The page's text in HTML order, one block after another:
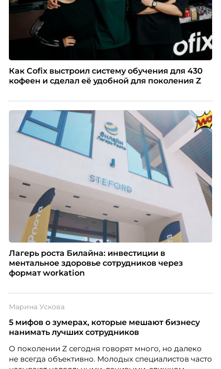
Как Cofix выстроил систему обучения для 430
кофеен и сделал её удобной для поколения Z
Лагерь роста Билайна: инвестиции в
ментальное здоровье сотрудников через
формат workation
Марина Ускова
5 мифов о зумерах, которые мешают бизнесу
нанимать лучших сотрудников
О поколении Z сегодня говорят много, но далеко
не всегда объективно. Молодых специалистов часто